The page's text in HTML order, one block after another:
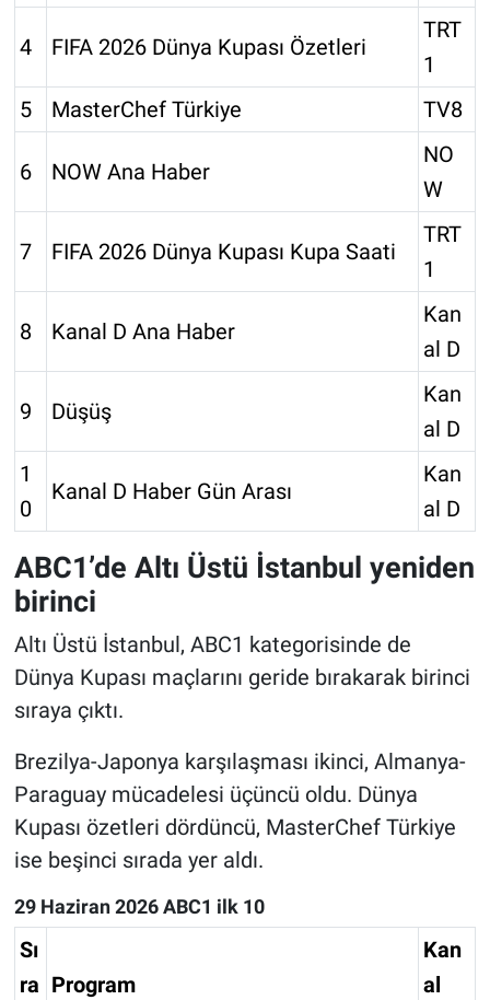
4 FIFA 2026 Dünya Kupası Özetleri
TRT
1
5
MasterChef Türkiye TV8
6 NOW Ana Haber
NO
W
7 FIFA 2026 Dünya Kupası Kupa Saati
TRT
1
8 Kanal D Ana Haber
Kan
al D
9 Düşüş
Kan
al D
1
0
Kanal D Haber Gün Arası
Kan
al D
ABC1’de Altı Üstü İstanbul yeniden
birinci
Altı Üstü İstanbul, ABC1 kategorisinde de
Dünya Kupası maçlarını geride bırakarak birinci
sıraya çıktı.
Brezilya-Japonya karşılaşması ikinci, Almanya-
Paraguay mücadelesi üçüncü oldu. Dünya
Kupası özetleri dördüncü, MasterChef Türkiye
ise beşinci sırada yer aldı.
29 Haziran 2026 ABC1 ilk 10
Sı
ra Program
Kan
al